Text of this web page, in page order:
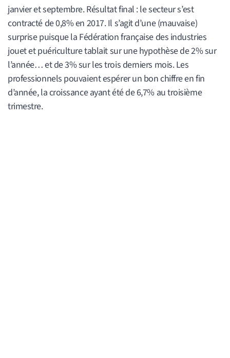
janvier et septembre. Résultat final : le secteur s’est
contracté de 0,8% en 2017. Il s’agit d’une (mauvaise)
surprise puisque la Fédération française des industries
jouet et puériculture tablait sur une hypothèse de 2% sur
l’année… et de 3% sur les trois derniers mois. Les
professionnels pouvaient espérer un bon chiffre en fin
d’année, la croissance ayant été de 6,7% au troisième
trimestre.